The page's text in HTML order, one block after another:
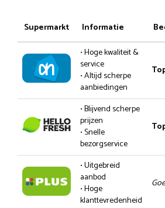
Supermarkt Informatie
• Hoge kwaliteit &
service
• Altijd scherpe
aanbiedingen
• Blijvend scherpe
prijzen
• Snelle
bezorgservice
• Uitgebreid
aanbod
• Hoge
klanttevredenheid